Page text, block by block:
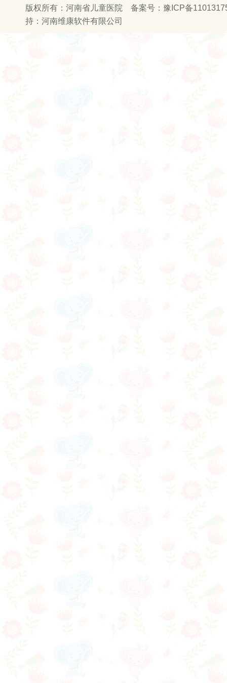
版权所有：河南省儿童医院 备案号： 豫ICP备
持： 河南维康软件有限公司